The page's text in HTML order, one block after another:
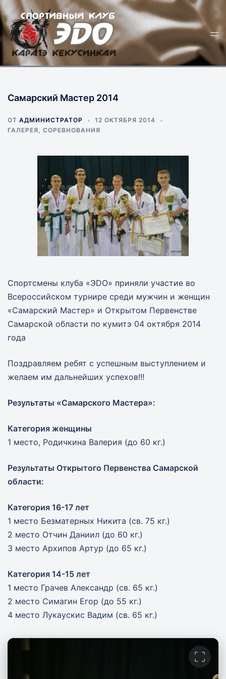
Перейти
к
содержимому
Самарский Мастер 2014
ОТ АДМИНИСТРАТОР
12 ОКТЯБРЯ 2014
ГАЛЕРЕЯ, СОРЕВНОВАНИЯ
Спортсмены клуба «ЭDО» приняли участие во
Всероссийском турнире среди мужчин и женщин
«Самарский Мастер» и Открытом Первенстве
Самарской области по кумитэ 04 октября 2014
года
Поздравляем ребят с успешным выступлением и
желаем им дальнейших успехов!!!
Результаты «Самарского Мастера»:
Категория женщины
1 место, Родичкина Валерия (до 60 кг.)
Результаты Открытого Первенства Самарской
области:
Категория 16-17 лет
1 место Безматерных Никита (св. 75 кг.)
2 место Отчин Даниил (до 60 кг.)
3 место Архипов Артур (до 65 кг.)
Категория 14-15 лет
1 место Грачев Александр (св. 65 кг.)
2 место Симагин Егор (до 55 кг.)
4 место Лукаускис Вадим (св. 65 кг.)